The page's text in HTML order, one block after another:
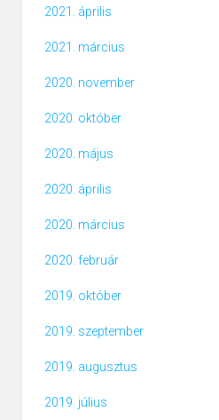
2021. április
2021. március
2020. november
2020. október
2020. május
2020. április
2020. március
2020. február
2019. október
2019. szeptember
2019. augusztus
2019. július